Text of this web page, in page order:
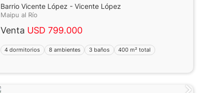
Barrio Vicente López - Vicente López
Maipu al Río
Venta USD 799.000
4 dormitorios 8 ambientes 3 baños 400 m² total